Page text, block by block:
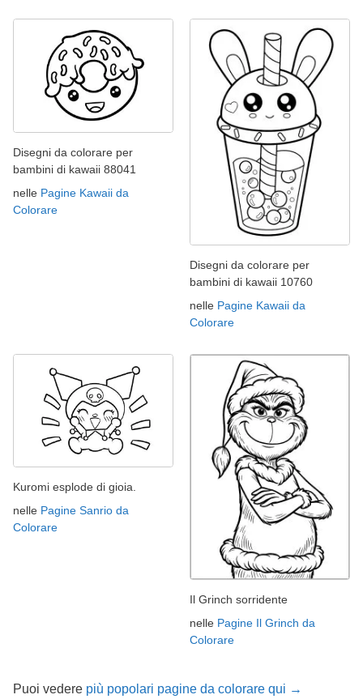
Disegni da colorare per
bambini di kawaii 88041
nelle Pagine Kawaii da
Colorare
Disegni da colorare per
bambini di kawaii 10760
nelle Pagine Kawaii da
Colorare
Kuromi esplode di gioia.
nelle Pagine Sanrio da
Colorare
Il Grinch sorridente
nelle Pagine Il Grinch da
Colorare
Puoi vedere più popolari pagine da colorare qui →